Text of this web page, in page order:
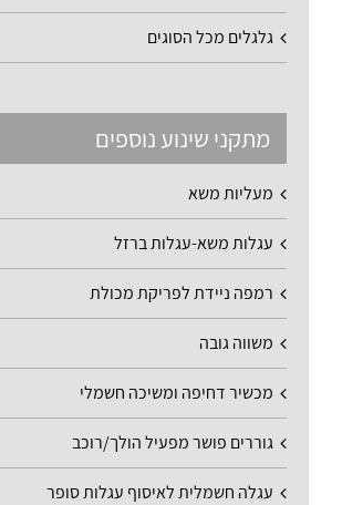
גלגלים מכל הסוגים
מתקני שינוע נוספים
מעליות משא
עגלות משא-עגלות ברזל
רמפה ניידת לפריקת מכולת
משווה גובה
מכשיר דחיפה ומשיכה חשמלי
גוררים פושר מפעיל הולך/רוכב
עגלה חשמלית לאיסוף עגלות סופר